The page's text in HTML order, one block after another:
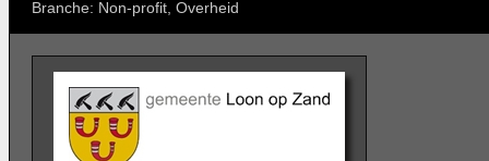
Branche: Non-profit, Overheid